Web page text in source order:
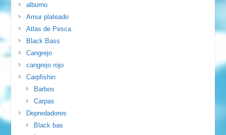
alburno
Amur plateado
Atlas de Pesca
Black Bass
Cangrejo
cangrejo rojo
Carpfishin
Barbos
Carpas
Depredadores
Black bas